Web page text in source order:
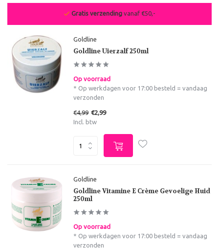
Gratis verzending vanaf €50,-
Goldline
Goldline Uierzalf 250ml
Op voorraad
* Op werkdagen voor 17:00 besteld = vandaag
verzonden
€4,99 €2,99
Incl. btw
Goldline
Goldline Vitamine E Crème Gevoelige Huid
250ml
Op voorraad
* Op werkdagen voor 17:00 besteld = vandaag
verzonden